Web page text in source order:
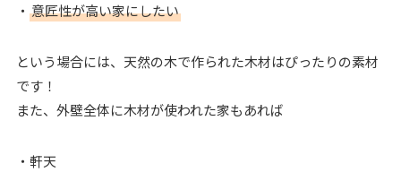
・ 意匠性が高い家にしたい
という場合には、天然の木で作られた木材はぴったりの素材
です！
また、外壁全体に木材が使われた家もあれば
・軒天